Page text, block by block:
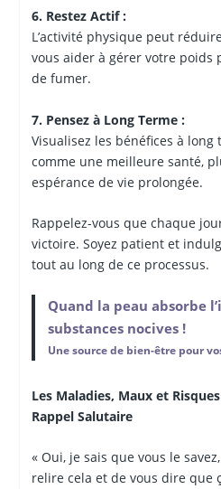
6. Restez Actif :
L’activité physique peut
vous aider à gérer votre poids
de fumer.
7. Pensez à Long Terme :
Visualisez les bénéfices à
comme une meilleure santé,
espérance de vie prolongée.
Rappelez-vous que chaque
victoire. Soyez patient et
tout au long de ce processus.
Quand la peau absorbe
substances nocives !
Une source de bien-être pour
Les Maladies, Maux et
Rappel Salutaire
« Oui, je sais que vous le
relire cela et de vous dire que